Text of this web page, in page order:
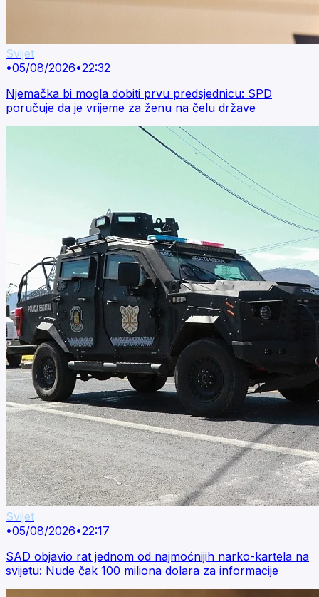
Svijet
•05/08/2026•22:32
Njemačka bi mogla dobiti prvu predsjednicu: SPD
poručuje da je vrijeme za ženu na čelu države
Svijet
•05/08/2026•22:17
SAD objavio rat jednom od najmoćnijih narko-kartela na
svijetu: Nude čak 100 miliona dolara za informacije